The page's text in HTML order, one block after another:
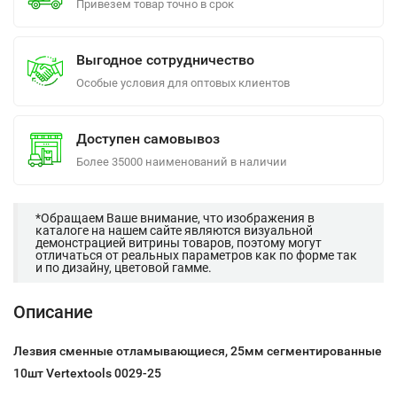
Привезем товар точно в срок
Выгодное сотрудничество
Особые условия для оптовых клиентов
Доступен самовывоз
Более 35000 наименований в наличии
*Обращаем Ваше внимание, что изображения в
каталоге на нашем сайте являются визуальной
демонстрацией витрины товаров, поэтому могут
отличаться от реальных параметров как по форме так
и по дизайну, цветовой гамме.
Описание
Лезвия сменные отламывающиеся, 25мм сегментированные
10шт Vertextools 0029-25